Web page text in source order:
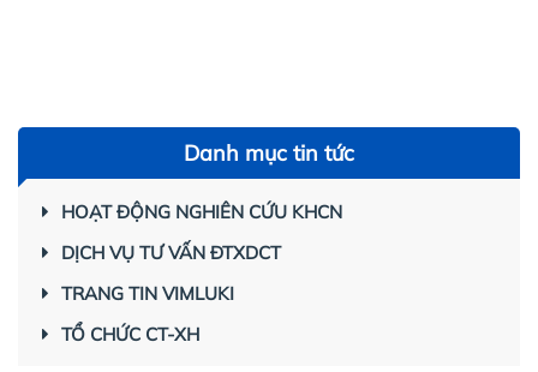
Danh mục tin tức
HOẠT ĐỘNG NGHIÊN CỨU KHCN
DỊCH VỤ TƯ VẤN ĐTXDCT
TRANG TIN VIMLUKI
TỔ CHỨC CT-XH